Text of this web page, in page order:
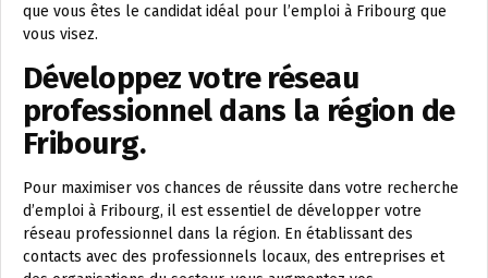
que vous êtes le candidat idéal pour l’emploi à Fribourg que
vous visez.
Développez votre réseau
professionnel dans la région de
Fribourg.
Pour maximiser vos chances de réussite dans votre recherche
d’emploi à Fribourg, il est essentiel de développer votre
réseau professionnel dans la région. En établissant des
contacts avec des professionnels locaux, des entreprises et